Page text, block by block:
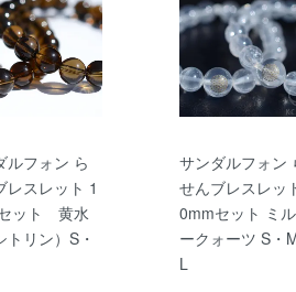
ルフォン ら
レスレット 1
ット 黄水
トリン）S・
サンダルフォン
せんブレスレッ
0mmセット ミ
ークォーツ S・
L